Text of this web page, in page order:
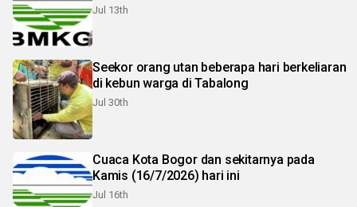
Jul 13th
Seekor orang utan beberapa hari berkeliaran
di kebun warga di Tabalong
Jul 30th
Cuaca Kota Bogor dan sekitarnya pada
Kamis (16/7/2026) hari ini
Jul 16th